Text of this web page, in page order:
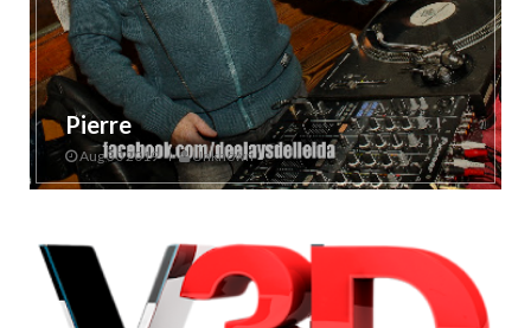
Pierre
Aug 30 2019 Unknown